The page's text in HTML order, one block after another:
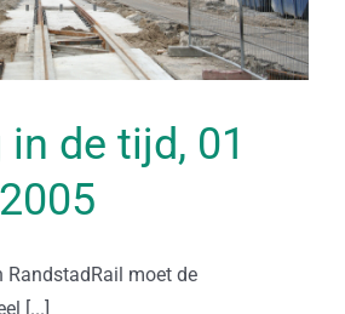
in de tijd, 01
RandstadRail moet de
[...]